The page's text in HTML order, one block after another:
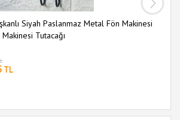
Siyah Paslanmaz Metal Fön Makinesi
Makinesi Tutacağı
TL